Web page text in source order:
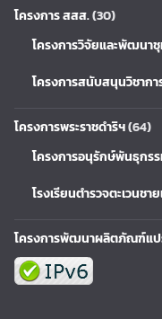
โครงการ สสส.(30)
โครงการวิจัยและพัฒนา
โครงการสนับสนุนวิชาก
โครงการพระราชดำริฯ(64)
โครงการอนุรักษ์พันธุกร
โรงเรียนตำรวจตะเวนชา
โครงการพัฒนาผลิตภัณฑ์แป